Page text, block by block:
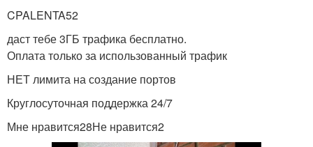
CPALENTA52
даст тебе 3ГБ трафика бесплатно.
Оплата только за использованный трафик
НЕТ лимита на создание портов
Круглосуточная поддержка 24/7
Мне нравится28Не нравится2